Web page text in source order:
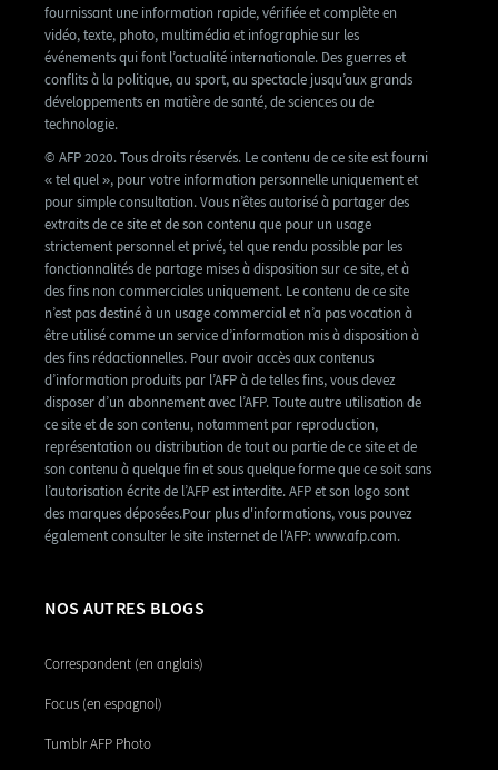
fournissant une information rapide, vérifiée et complète en
vidéo, texte, photo, multimédia et infographie sur les
événements qui font l’actualité internationale. Des guerres et
conflits à la politique, au sport, au spectacle jusqu’aux grands
développements en matière de santé, de sciences ou de
technologie.
© AFP 2020. Tous droits réservés. Le contenu de ce site est fourni
« tel quel », pour votre information personnelle uniquement et
pour simple consultation. Vous n’êtes autorisé à partager des
extraits de ce site et de son contenu que pour un usage
strictement personnel et privé, tel que rendu possible par les
fonctionnalités de partage mises à disposition sur ce site, et à
des fins non commerciales uniquement. Le contenu de ce site
n’est pas destiné à un usage commercial et n’a pas vocation à
être utilisé comme un service d’information mis à disposition à
des fins rédactionnelles. Pour avoir accès aux contenus
d’information produits par l’AFP à de telles fins, vous devez
disposer d’un abonnement avec l’AFP. Toute autre utilisation de
ce site et de son contenu, notamment par reproduction,
représentation ou distribution de tout ou partie de ce site et de
son contenu à quelque fin et sous quelque forme que ce soit sans
l’autorisation écrite de l’AFP est interdite. AFP et son logo sont
des marques déposées.Pour plus d'informations, vous pouvez
également consulter le site insternet de l'AFP: www.afp.com.
NOS AUTRES BLOGS
Correspondent (en anglais)
Focus (en espagnol)
Tumblr AFP Photo